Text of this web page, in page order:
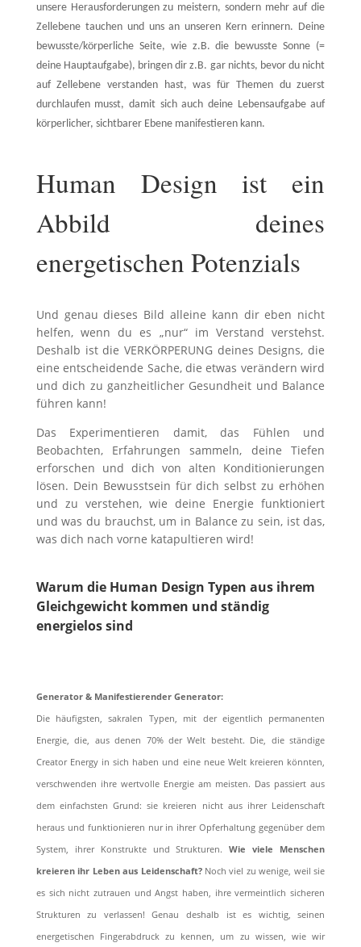
unsere Herausforderungen zu meistern, sondern mehr auf die
Zellebene tauchen und uns an unseren Kern erinnern. Deine
bewusste/körperliche Seite, wie z.B. die bewusste Sonne (=
deine Hauptaufgabe), bringen dir z.B. gar nichts, bevor du nicht
auf Zellebene verstanden hast, was für Themen du zuerst
durchlaufen musst, damit sich auch deine Lebensaufgabe auf
körperlicher, sichtbarer Ebene manifestieren kann.
Human Design ist ein
Abbild deines
energetischen Potenzials
Und genau dieses Bild alleine kann dir eben nicht
helfen, wenn du es „nur“ im Verstand verstehst.
Deshalb ist die VERKÖRPERUNG deines Designs, die
eine entscheidende Sache, die etwas verändern wird
und dich zu ganzheitlicher Gesundheit und Balance
führen kann!
Das Experimentieren damit, das Fühlen und
Beobachten, Erfahrungen sammeln, deine Tiefen
erforschen und dich von alten Konditionierungen
lösen. Dein Bewusstsein für dich selbst zu erhöhen
und zu verstehen, wie deine Energie funktioniert
und was du brauchst, um in Balance zu sein, ist das,
was dich nach vorne katapultieren wird!
Warum die Human Design Typen aus ihrem
Gleichgewicht kommen und ständig
energielos sind
Generator & Manifestierender Generator:
Die häuﬁgsten, sakralen Typen, mit der eigentlich permanenten
Energie, die, aus denen 70% der Welt besteht. Die, die ständige
Creator Energy in sich haben und eine neue Welt kreieren könnten,
verschwenden ihre wertvolle Energie am meisten. Das passiert aus
dem einfachsten Grund: sie kreieren nicht aus ihrer Leidenschaft
heraus und funktionieren nur in ihrer Opferhaltung gegenüber dem
System, ihrer Konstrukte und Strukturen. Wie viele Menschen
kreieren ihr Leben aus Leidenschaft?Noch viel zu wenige, weil sie
es sich nicht zutrauen und Angst haben, ihre vermeintlich sicheren
Strukturen zu verlassen! Genau deshalb ist es wichtig, seinen
energetischen Fingerabdruck zu kennen, um zu wissen, wie wir